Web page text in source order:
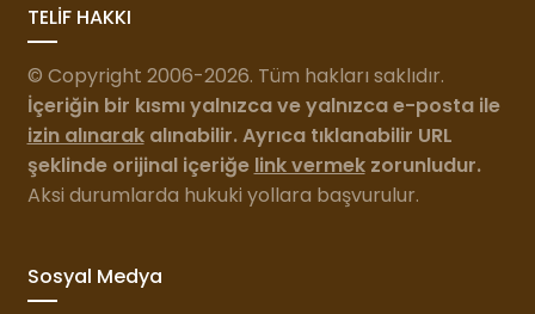
TELİF HAKKI
© Copyright 2006-2026. Tüm hakları saklıdır.
İçeriğin bir kısmı yalnızca ve yalnızca e-posta ile
izin alınarakalınabilir. Ayrıca tıklanabilir URL
şeklinde orijinal içeriğe link vermekzorunludur.
Aksi durumlarda hukuki yollara başvurulur.
Sosyal Medya